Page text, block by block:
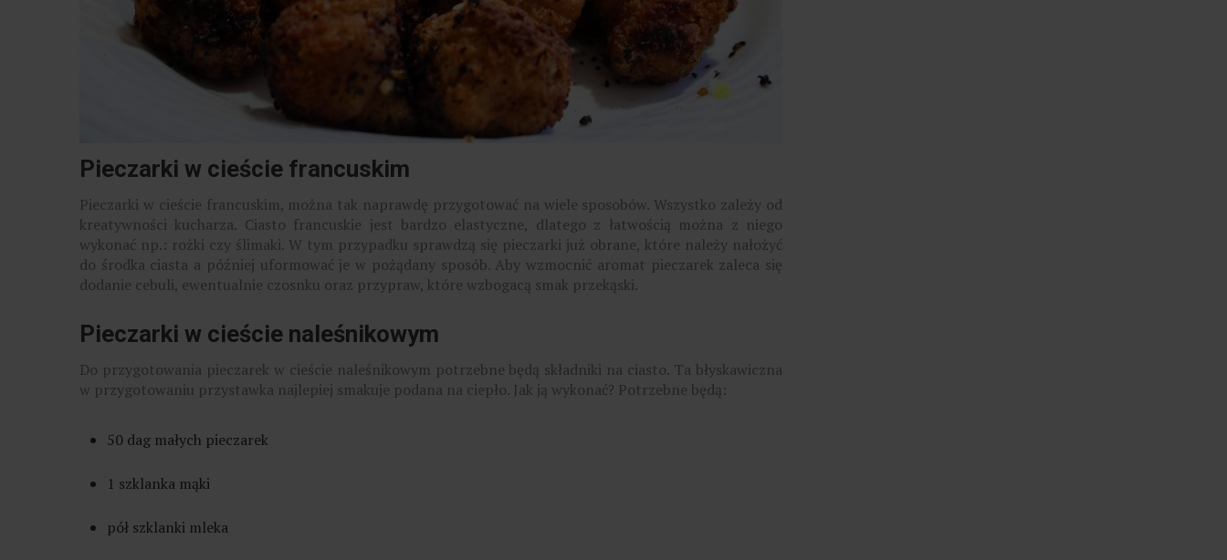
Pieczarki w cieście francuskim
Pieczarki w cieście francuskim, można tak naprawdę przygotować na wiele sposobów. Wszystko zależy od
kreatywności kucharza. Ciasto francuskie jest bardzo elastyczne, dlatego z łatwością można z niego
wykonać np.: rożki czy ślimaki. W tym przypadku sprawdzą się pieczarki już obrane, które należy nałożyć
do środka ciasta a później uformować je w pożądany sposób. Aby wzmocnić aromat pieczarek zaleca się
dodanie cebuli, ewentualnie czosnku oraz przypraw, które wzbogacą smak przekąski.
Pieczarki w cieście naleśnikowym
Do przygotowania pieczarek w cieście naleśnikowym potrzebne będą składniki na ciasto. Ta błyskawiczna
w przygotowaniu przystawka najlepiej smakuje podana na ciepło. Jak ją wykonać? Potrzebne będą:
50 dag małych pieczarek
1 szklanka mąki
pół szklanki mleka